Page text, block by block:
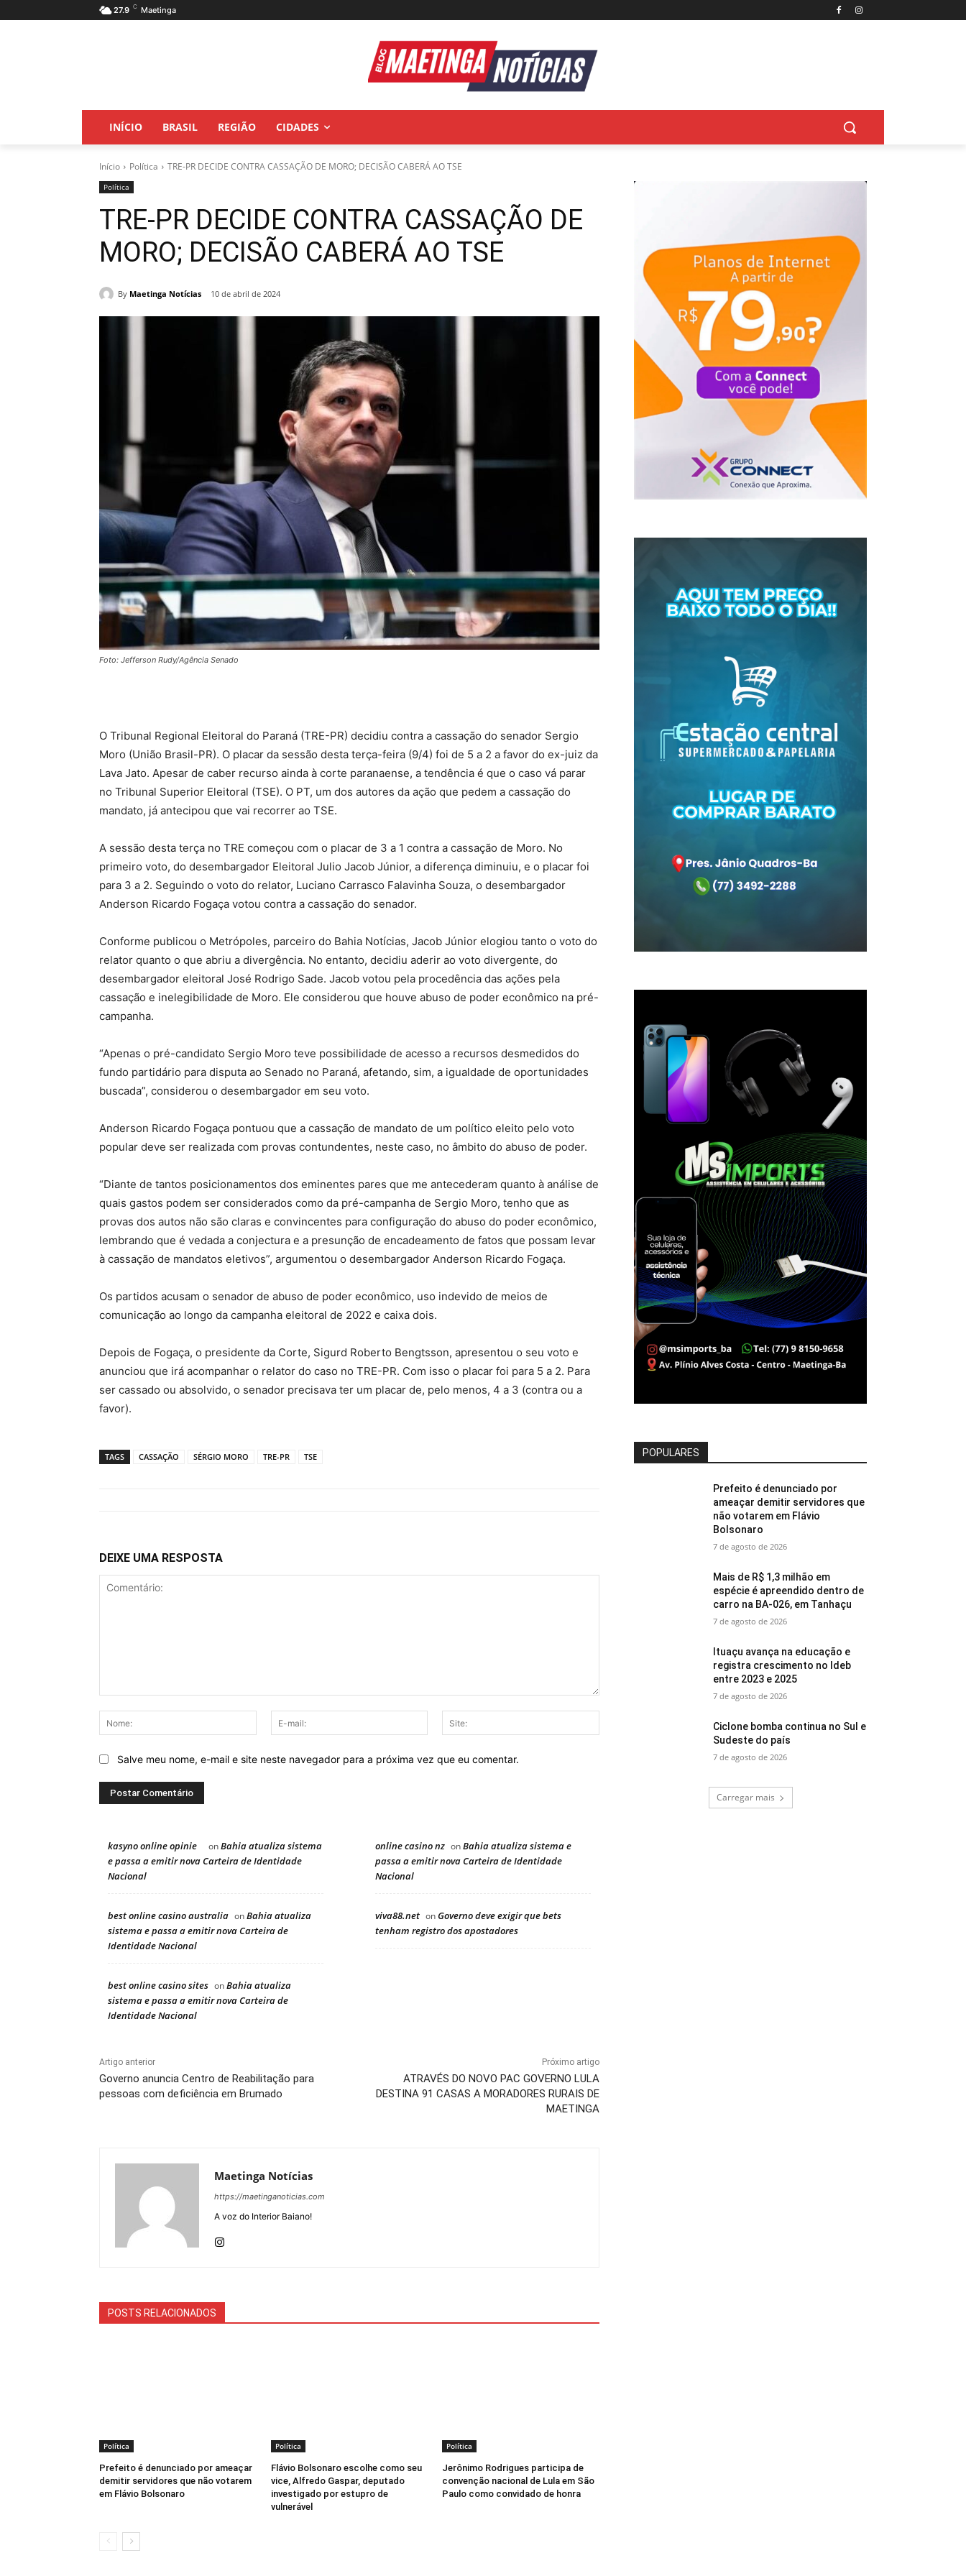
27.9 C Maetinga
INÍCIO BRASIL REGIÃO CIDADES
Início Política TRE-PR DECIDE CONTRA CASSAÇÃO DE MORO; DECISÃO CABERÁ AO TSE
Política
TRE-PR DECIDE CONTRA CASSAÇÃO DE
MORO; DECISÃO CABERÁ AO TSE
By Maetinga Notícias 10 de abril de 2024
Foto: Jefferson Rudy/Agência Senado
O Tribunal Regional Eleitoral do Paraná (TRE-PR) decidiu contra a cassação do senador Sergio
Moro (União Brasil-PR). O placar da sessão desta terça-feira (9/4) foi de 5 a 2 a favor do ex-juiz da
Lava Jato. Apesar de caber recurso ainda à corte paranaense, a tendência é que o caso vá parar
no Tribunal Superior Eleitoral (TSE). O PT, um dos autores da ação que pedem a cassação do
mandato, já antecipou que vai recorrer ao TSE.
A sessão desta terça no TRE começou com o placar de 3 a 1 contra a cassação de Moro. No
primeiro voto, do desembargador Eleitoral Julio Jacob Júnior, a diferença diminuiu, e o placar foi
para 3 a 2. Seguindo o voto do relator, Luciano Carrasco Falavinha Souza, o desembargador
Anderson Ricardo Fogaça votou contra a cassação do senador.
Conforme publicou o Metrópoles, parceiro do Bahia Notícias, Jacob Júnior elogiou tanto o voto do
relator quanto o que abriu a divergência. No entanto, decidiu aderir ao voto divergente, do
desembargador eleitoral José Rodrigo Sade. Jacob votou pela procedência das ações pela
cassação e inelegibilidade de Moro. Ele considerou que houve abuso de poder econômico na pré-
campanha.
“Apenas o pré-candidato Sergio Moro teve possibilidade de acesso a recursos desmedidos do
fundo partidário para disputa ao Senado no Paraná, afetando, sim, a igualdade de oportunidades
buscada”, considerou o desembargador em seu voto.
Anderson Ricardo Fogaça pontuou que a cassação de mandato de um político eleito pelo voto
popular deve ser realizada com provas contundentes, neste caso, no âmbito do abuso de poder.
“Diante de tantos posicionamentos dos eminentes pares que me antecederam quanto à análise de
quais gastos podem ser considerados como da pré-campanha de Sergio Moro, tenho que as
provas dos autos não são claras e convincentes para configuração do abuso do poder econômico,
lembrando que é vedada a conjectura e a presunção de encadeamento de fatos que possam levar
à cassação de mandatos eletivos”, argumentou o desembargador Anderson Ricardo Fogaça.
Os partidos acusam o senador de abuso de poder econômico, uso indevido de meios de
comunicação ao longo da campanha eleitoral de 2022 e caixa dois.
Depois de Fogaça, o presidente da Corte, Sigurd Roberto Bengtsson, apresentou o seu voto e
anunciou que irá acompanhar o relator do caso no TRE-PR. Com isso o placar foi para 5 a 2. Para
ser cassado ou absolvido, o senador precisava ter um placar de, pelo menos, 4 a 3 (contra ou a
favor).
TAGS CASSAÇÃO SÉRGIO MORO TRE-PR TSE
DEIXE UMA RESPOSTA
Nome:
mail:
Salve meu nome, e-mail e site neste navegador para a próxima vez que eu comentar.
kasyno online opinie onBahia atualiza sistema
e passa a emitir nova Carteira de Identidade
Nacional
online casino nz onBahia atualiza sistema e
passa a emitir nova Carteira de Identidade
Nacional
best online casino australia onBahia atualiza
sistema e passa a emitir nova Carteira de
Identidade Nacional
viva88.net onGoverno deve exigir que bets
tenham registro dos apostadores
best online casino sites onBahia atualiza
sistema e passa a emitir nova Carteira de
Identidade Nacional
Artigo anterior
Governo anuncia Centro de Reabilitação para
pessoas com deficiência em Brumado
Próximo artigo
ATRAVÉS DO NOVO PAC GOVERNO LULA
DESTINA 91 CASAS A MORADORES RURAIS DE
MAETINGA
Maetinga Notícias
https://maetinganoticias.com
A voz do Interior Baiano!
POSTS RELACIONADOS
Política
Prefeito é denunciado por ameaçar
demitir servidores que não votarem
em Flávio Bolsonaro
Política
Flávio Bolsonaro escolhe como seu
vice, Alfredo Gaspar, deputado
investigado por estupro de
vulnerável
Política
Jerônimo Rodrigues participa de
convenção nacional de Lula em São
Paulo como convidado de honra
POPULARES
Prefeito é denunciado por
ameaçar demitir servidores que
não votarem em Flávio
Bolsonaro
7 de agosto de 2026
Mais de R$ 1,3 milhão em
espécie é apreendido dentro de
carro na BA-026, em Tanhaçu
7 de agosto de 2026
Ituaçu avança na educação e
registra crescimento no Ideb
entre 2023 e 2025
7 de agosto de 2026
Ciclone bomba continua no Sul e
Sudeste do país
7 de agosto de 2026
Carregar mais